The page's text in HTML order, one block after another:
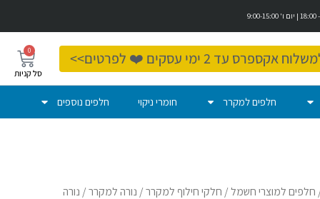
עד 2 ימי עסקים ❤️ לפרטים>> 0
עגלת
קניות
חלפים למקרר חומרי ניקוי חלפים נוספים
חלפים למוצרי חשמל/ חלקי חילוף למקרר/ נורה למקרר/ נורה